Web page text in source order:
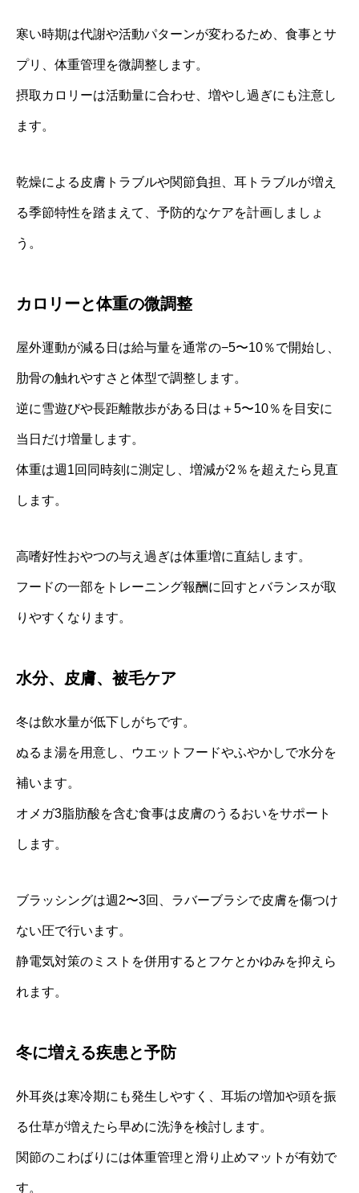
寒い時期は代謝や活動パターンが変わるため、食事とサ
プリ、体重管理を微調整します。
摂取カロリーは活動量に合わせ、増やし過ぎにも注意し
ます。
乾燥による皮膚トラブルや関節負担、耳トラブルが増え
る季節特性を踏まえて、予防的なケアを計画しましょ
う。
カロリーと体重の微調整
屋外運動が減る日は給与量を通常の−5〜10％で開始し、
肋骨の触れやすさと体型で調整します。
逆に雪遊びや長距離散歩がある日は＋5〜10％を目安に
当日だけ増量します。
体重は週1回同時刻に測定し、増減が2％を超えたら見直
します。
高嗜好性おやつの与え過ぎは体重増に直結します。
フードの一部をトレーニング報酬に回すとバランスが取
りやすくなります。
水分、皮膚、被毛ケア
冬は飲水量が低下しがちです。
ぬるま湯を用意し、ウエットフードやふやかしで水分を
補います。
オメガ3脂肪酸を含む食事は皮膚のうるおいをサポート
します。
ブラッシングは週2〜3回、ラバーブラシで皮膚を傷つけ
ない圧で行います。
静電気対策のミストを併用するとフケとかゆみを抑えら
れます。
冬に増える疾患と予防
外耳炎は寒冷期にも発生しやすく、耳垢の増加や頭を振
る仕草が増えたら早めに洗浄を検討します。
関節のこわばりには体重管理と滑り止めマットが有効で
す。